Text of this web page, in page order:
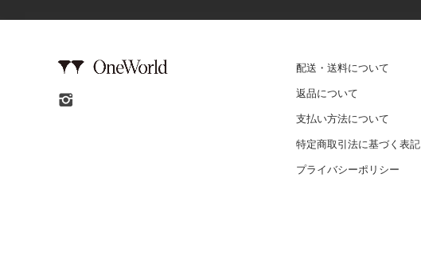
配送・送料について
返品について
支払い方法について
特定商取引法に基づく表記
プライバシーポリシー